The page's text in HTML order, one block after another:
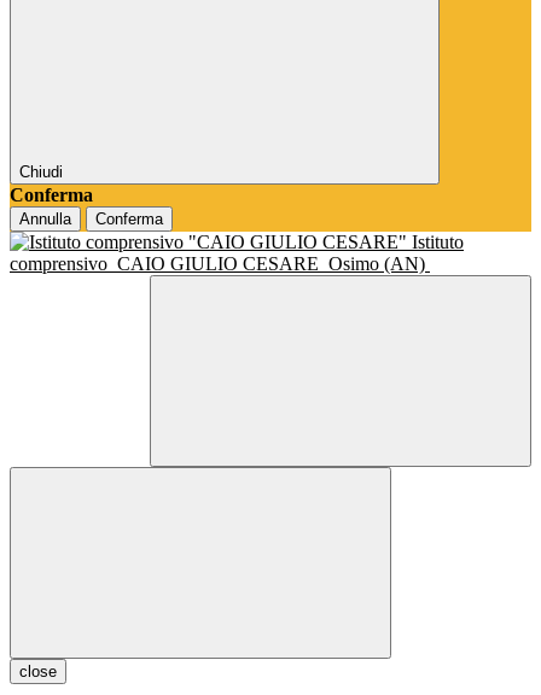
Chiudi
Conferma
Annulla Conferma
Istituto
comprensivo CAIO GIULIO CESARE Osimo (AN)
close